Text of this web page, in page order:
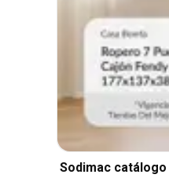
Sodimac catálogo